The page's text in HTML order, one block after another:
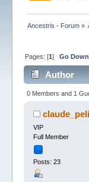
Ancestris - Forum»
Pages: [1] Go Down
Author
0 Members and 1
VIP
Full Member
Posts: 23